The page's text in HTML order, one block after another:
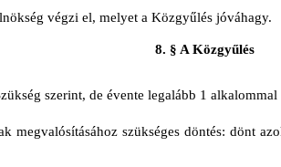
végzi el, melyet a Közgyűlés jóváhagy.
8. § A Közgyűlés
szerint, de évente legalább 1 alkalommal
szükséges döntés: dönt